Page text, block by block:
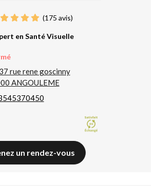
(175 avis)
en Santé Visuelle
rue rene goscinny
ANGOULEME
un rendez-vous